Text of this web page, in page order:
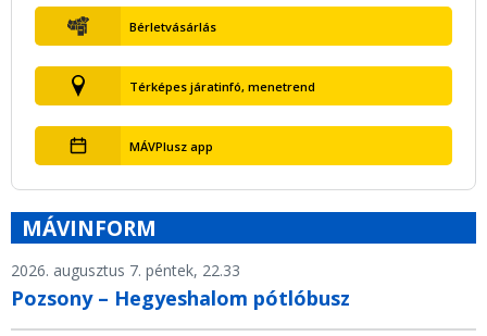
Bérletvásárlás
Térképes járatinfó, menetrend
MÁVPlusz app
MÁVINFORM
2026. augusztus 7. péntek, 22.33
Pozsony – Hegyeshalom pótlóbusz